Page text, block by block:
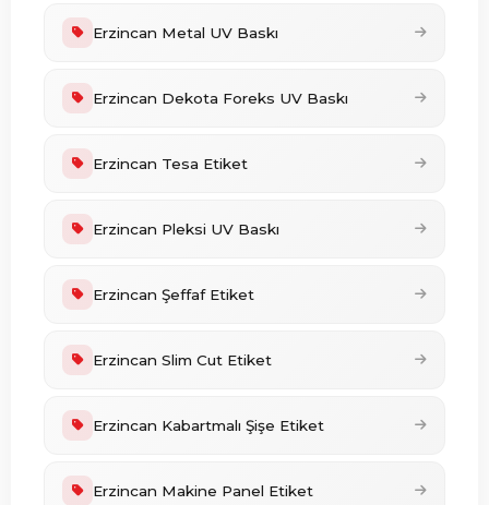
Erzincan Metal UV Baskı
Erzincan Dekota Foreks UV Baskı
Erzincan Tesa Etiket
Erzincan Pleksi UV Baskı
Erzincan Şeffaf Etiket
Erzincan Slim Cut Etiket
Erzincan Kabartmalı Şişe Etiket
Erzincan Makine Panel Etiket